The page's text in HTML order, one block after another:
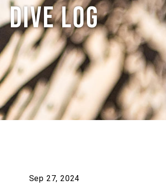
Dive log
Sep 27, 2024